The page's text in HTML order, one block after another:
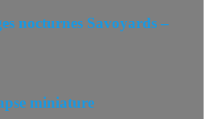
nocturnes Savoyards –
miniature